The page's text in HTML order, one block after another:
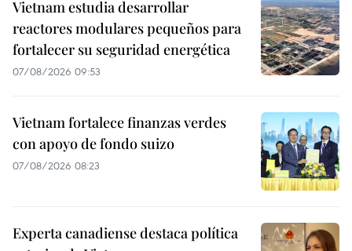
Vietnam estudia desarrollar
reactores modulares pequeños para
fortalecer su seguridad energética
07/08/2026 09:53
Vietnam fortalece finanzas verdes
con apoyo de fondo suizo
07/08/2026 08:23
Experta canadiense destaca política